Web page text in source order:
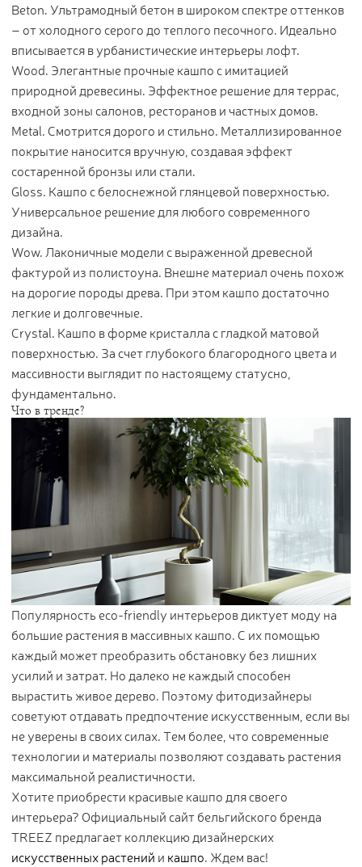
Beton. Ультрамодный бетон в широком спектре оттенков
– от холодного серого до теплого песочного. Идеально
вписывается в урбанистические интерьеры лофт.
Wood. Элегантные прочные кашпо с имитацией
природной древесины. Эффектное решение для террас,
входной зоны салонов, ресторанов и частных домов.
Metal. Смотрится дорого и стильно. Металлизированное
покрытие наносится вручную, создавая эффект
состаренной бронзы или стали.
Gloss. Кашпо с белоснежной глянцевой поверхностью.
Универсальное решение для любого современного
дизайна.
Wow. Лаконичные модели с выраженной древесной
фактурой из полистоуна. Внешне материал очень похож
на дорогие породы древа. При этом кашпо достаточно
легкие и долговечные.
Crystal. Кашпо в форме кристалла с гладкой матовой
поверхностью. За счет глубокого благородного цвета и
массивности выглядит по настоящему статусно,
фундаментально.
Что в тренде?
Популярность eco-friendly интерьеров диктует моду на
большие растения в массивных кашпо. С их помощью
каждый может преобразить обстановку без лишних
усилий и затрат. Но далеко не каждый способен
вырастить живое дерево. Поэтому фитодизайнеры
советуют отдавать предпочтение искусственным, если вы
не уверены в своих силах. Тем более, что современные
технологии и материалы позволяют создавать растения
максимальной реалистичности.
Хотите приобрести красивые кашпо для своего
интерьера? Официальный сайт бельгийского бренда
TREEZ предлагает коллекцию дизайнерских
искусственных растений и кашпо. Ждем вас!